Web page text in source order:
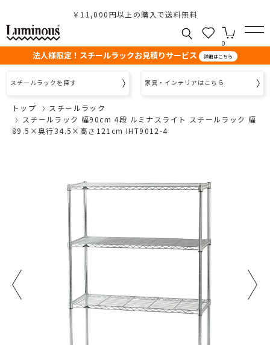
￥11,000円以上の購入で送料無料
0
法人様限定！スチールラックお見積りサービス 詳細はこちら
スチールラックを探す 家具・インテリアはこちら
トップ
スチールラック
スチールラック 幅90cm 4段 ルミナスライト スチールラック 幅
89.5×奥行34.5×高さ121cm IHT9012-4